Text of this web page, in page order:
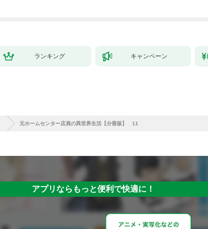
ランキング キャンペーン
元ホームセンター店員の異世界生活【分冊版】 11
アプリならもっと便利で快適に！